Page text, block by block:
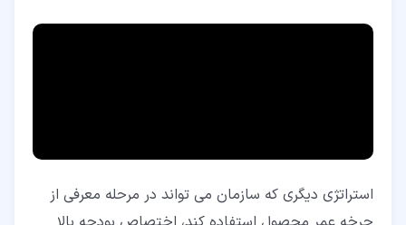
استراتژی دیگری که سازمان می ­تواند در مرحله معرفی از